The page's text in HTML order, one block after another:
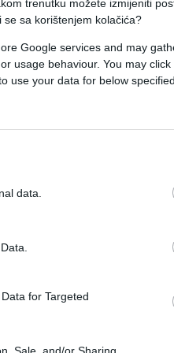
trenutku možete izmijeniti
sa korištenjem kolačića?
Google services and may
usage behaviour. You may
use your data for below
data.
for Targeted
mirovni pregovori
Imtiaz Tyab.
je rijetko viđen u
Morning.
sigurnosna
"dovesti do
Morning.